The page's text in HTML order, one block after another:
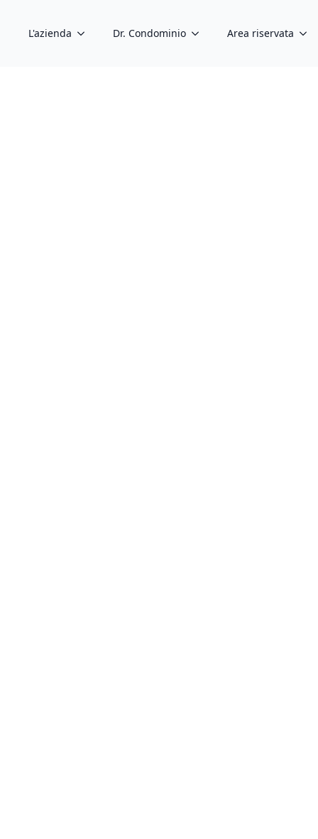
L'azienda Dr. Condominio Area riservata